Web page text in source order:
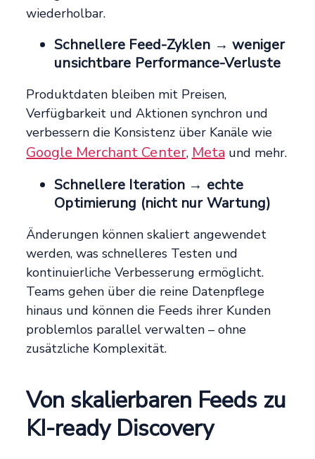
wiederholbar.
Schnellere Feed-Zyklen → weniger
unsichtbare Performance-Verluste
Produktdaten bleiben mit Preisen,
Verfügbarkeit und Aktionen synchron und
verbessern die Konsistenz über Kanäle wie
Google Merchant Center, Meta und mehr.
Schnellere Iteration → echte
Optimierung (nicht nur Wartung)
Änderungen können skaliert angewendet
werden, was schnelleres Testen und
kontinuierliche Verbesserung ermöglicht.
Teams gehen über die reine Datenpflege
hinaus und können die Feeds ihrer Kunden
problemlos parallel verwalten – ohne
zusätzliche Komplexität.
Von skalierbaren Feeds zu
KI-ready Discovery